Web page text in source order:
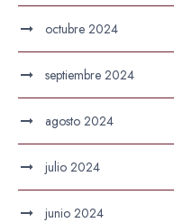
octubre 2024
septiembre 2024
agosto 2024
julio 2024
junio 2024